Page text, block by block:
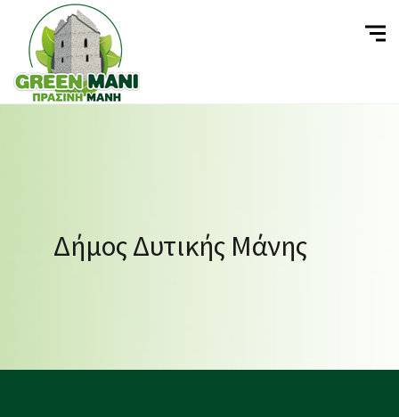
Δήμος Δυτικής Μάνης